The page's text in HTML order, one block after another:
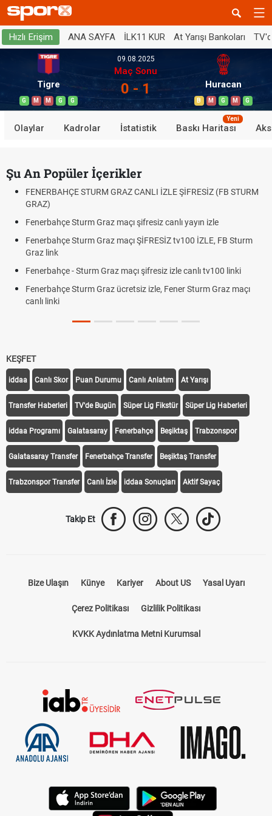
Hızlı Erişim ANA SAYFA İLK11 KUR At Yarışı Bankoları
Tigre
G M M G G
09.08.2025
Maç Sonu
0 - 1 Huracan
B M G M G
Olaylar Kadrolar İstatistik Baskı Haritası
Yeni
Şu An Popüler İçerikler
FENERBAHÇE STURM GRAZ CANLI İZLE ŞİFRESİZ (FB STURM
GRAZ)
Fenerbahçe Sturm Graz maçı şifresiz canlı yayın izle
Fenerbahçe Sturm Graz maçı ŞİFRESİZ tv100 İZLE, FB Sturm
Graz link
Fenerbahçe - Sturm Graz maçı şifresiz izle canlı tv100 linki
Fenerbahçe Sturm Graz ücretsiz izle, Fener Sturm Graz maçı
canlı linki
KEŞFET
iddaa Canlı Skor Puan Durumu Canlı Anlatım At Yarışı
Transfer Haberleri TV'de Bugün Süper Lig Fikstür Süper Lig Haberleri
iddaa Programı Galatasaray Fenerbahçe Beşiktaş Trabzonspor
Galatasaray Transfer Fenerbahçe Transfer Beşiktaş Transfer
Trabzonspor Transfer Canlı İzle iddaa Sonuçları Aktif Sayaç
Takip Et
Bize Ulaşın Künye Kariyer About US Yasal Uyarı
Çerez Politikası Gizlilik Politikası
KVKK Aydınlatma Metni Kurumsal